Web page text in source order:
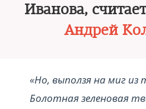
Иванова,
Андрей
«Но, выползя на миг из
Болотная зеленовая